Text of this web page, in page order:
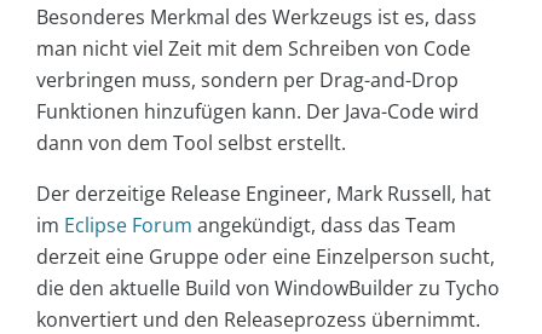
Besonderes Merkmal des Werkzeugs ist es, dass
man nicht viel Zeit mit dem Schreiben von Code
verbringen muss, sondern per Drag-and-Drop
Funktionen hinzufügen kann. Der Java-Code wird
dann von dem Tool selbst erstellt.
Der derzeitige Release Engineer, Mark Russell, hat
im Eclipse Forum angekündigt, dass das Team
derzeit eine Gruppe oder eine Einzelperson sucht,
die den aktuelle Build von WindowBuilder zu Tycho
konvertiert und den Releaseprozess übernimmt.